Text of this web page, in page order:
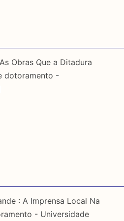
Obras Que a Ditadura
dotoramento -
: A Imprensa Local Na
- Universidade